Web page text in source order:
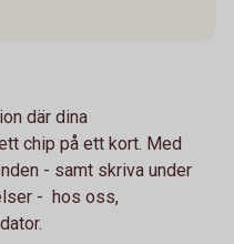
där dina
chip på ett kort. Med
- samt skriva under
- hos oss,